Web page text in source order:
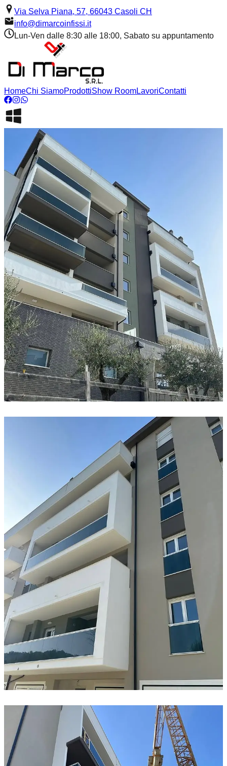
Via Selva Piana, 57, 66043 Casoli CH
info@dimarcoinfissi.it
Lun-Ven dalle 8:30 alle 18:00, Sabato su appuntamento
HomeChi SiamoProdottiShow RoomLavoriContatti